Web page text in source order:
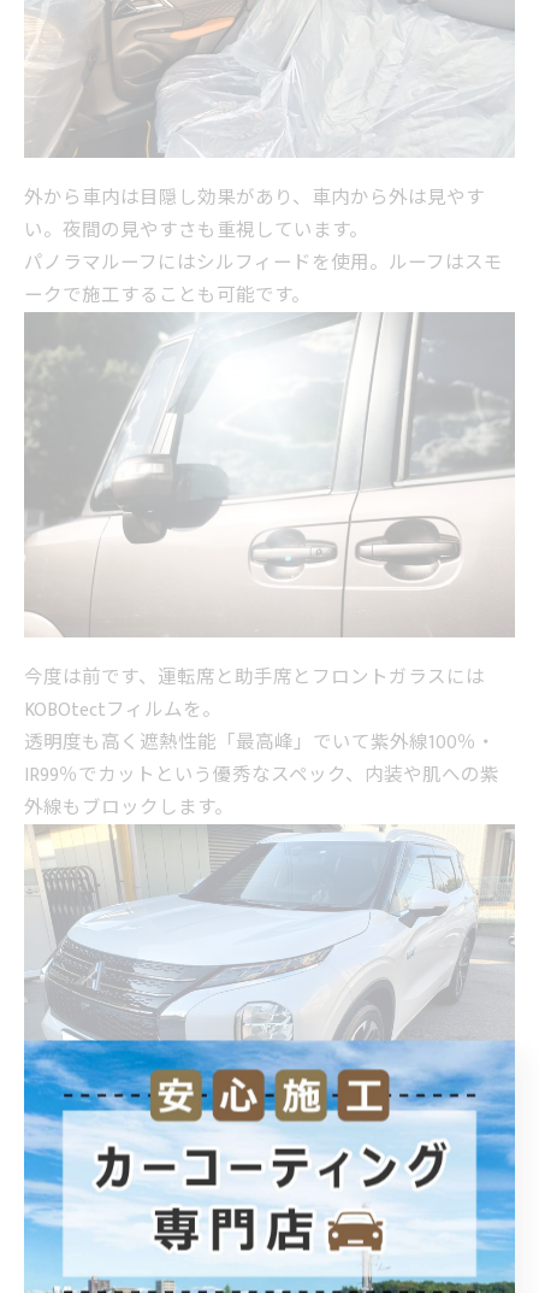
外から車内は目隠し効果があり、車内から外は見やす
い。夜間の見やすさも重視しています。
パノラマルーフにはシルフィードを使用。ルーフはスモ
ークで施工することも可能です。
今度は前です、運転席と助手席とフロントガラスには
KOBOtectフィルムを。
透明度も高く遮熱性能「最高峰」でいて紫外線100％・
IR99％でカットという優秀なスペック、内装や肌への紫
外線もブロックします。
納車がこれからで秋冬に入り次の夏にはフィルムを貼ろ
うかなという方は、夏まで待たずに施工がおすすめで
す。貼るならばガラス面が綺麗なうちほどより良いで